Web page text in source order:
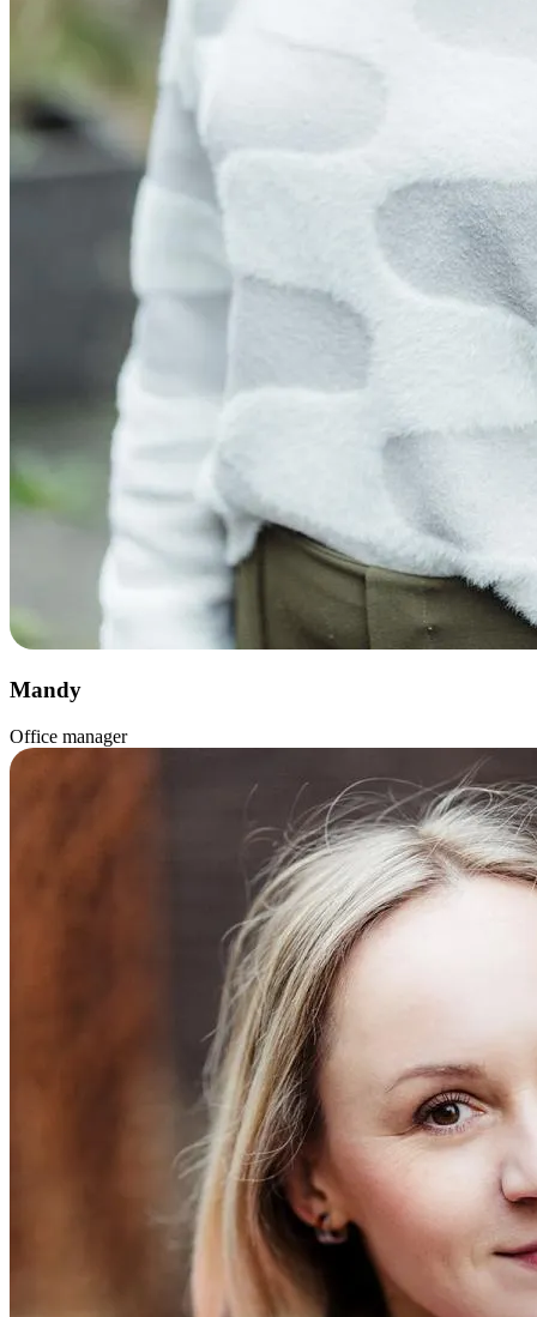
Mandy
Office manager